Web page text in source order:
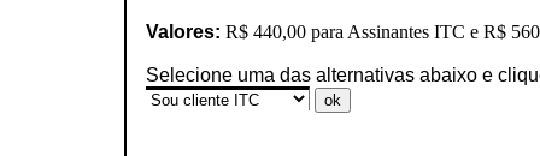
Valores: R$ 440,00 para Assinantes ITC e R$
Selecione uma das alternativas abaixo e